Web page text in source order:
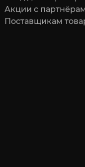
Акции с
Поставщикам